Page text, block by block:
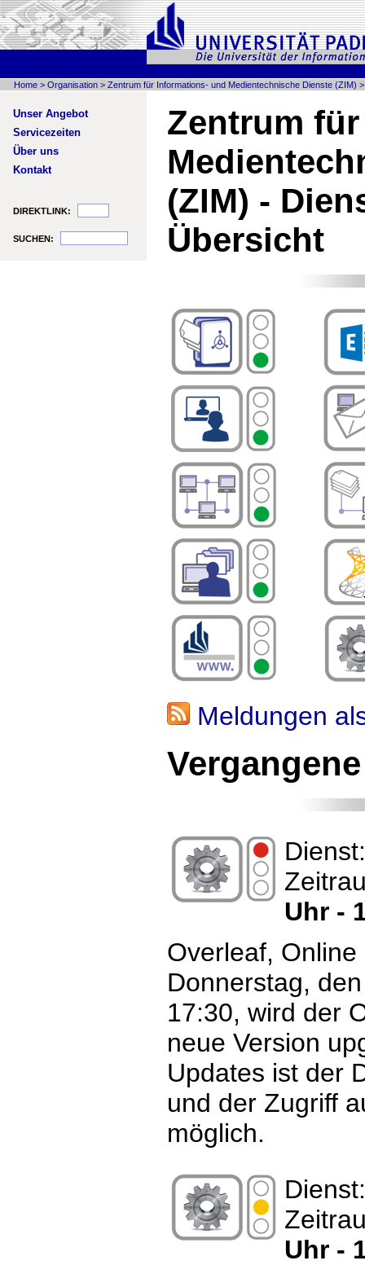
Home > Organisation > Zentrum für Informations- und Medientechnische Dienste (ZIM)
Unser Angebot
Servicezeiten
Über uns
Kontakt
DIREKTLINK:
SUCHEN:
Zentrum
(ZIM) -
Übersicht
Meldungen
Uhr -
Overleaf, Online
Donnerstag,
17:30, wird der
neue Version
Updates ist der
und der Zugriff
möglich.
Uhr -